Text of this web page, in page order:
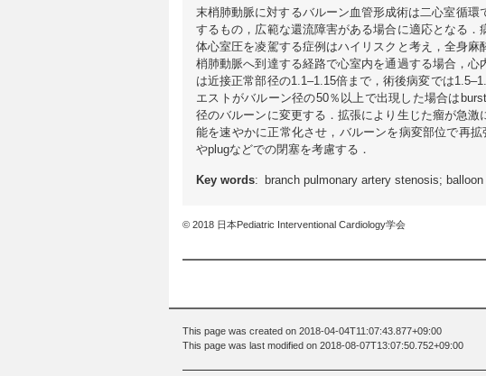
末梢肺動脈に対するバルーン血管形成術は二心室循
するもの，広範な還流障害がある場合に適応となる
体心室圧を凌駕する症例はハイリスクと考え，全身
梢肺動脈へ到達する経路で心室内を通過する場合，
は近接正常部径の1.1–1.15倍まで，術後病変では
エストがバルーン径の50％以上で出現した場合は
径のバルーンに変更する．拡張により生じた瘤が急
能を速やかに正常化させ，バルーンを病変部位で再
やplugなどでの閉塞を考慮する．
Key words: branch pulmonary artery stenosis;
© 2018 日本Pediatric Interventional Cardiology学会
This page was created on 2018-04-04T11:07:43.877+09:00
This page was last modified on 2018-08-07T13:07:50.752+09:00